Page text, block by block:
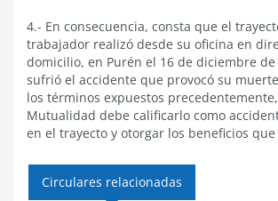
4.- En consecuencia, consta que el
trabajador realizó desde su oficina en
domicilio, en Purén el 16 de diciembre
sufrió el accidente que provocó su
los términos expuestos
Mutualidad debe calificarlo como
en el trayecto y otorgar los beneficios
Circulares relacionadas